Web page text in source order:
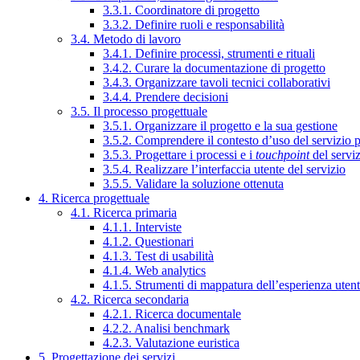
3.3.1. Coordinatore di progetto
3.3.2. Definire ruoli e responsabilità
3.4. Metodo di lavoro
3.4.1. Definire processi, strumenti e rituali
3.4.2. Curare la documentazione di progetto
3.4.3. Organizzare tavoli tecnici collaborativi
3.4.4. Prendere decisioni
3.5. Il processo progettuale
3.5.1. Organizzare il progetto e la sua gestione
3.5.2. Comprendere il contesto d’uso del servizio
3.5.3. Progettare i processi e i touchpointdel
3.5.4. Realizzare l’interfaccia utente del servizio
3.5.5. Validare la soluzione ottenuta
4. Ricerca progettuale
4.1. Ricerca primaria
4.1.1. Interviste
4.1.2. Questionari
4.1.3. Test di usabilità
4.1.4. Web analytics
4.1.5. Strumenti di mappatura dell’esperienza
4.2. Ricerca secondaria
4.2.1. Ricerca documentale
4.2.2. Analisi benchmark
4.2.3. Valutazione euristica
5. Progettazione dei servizi